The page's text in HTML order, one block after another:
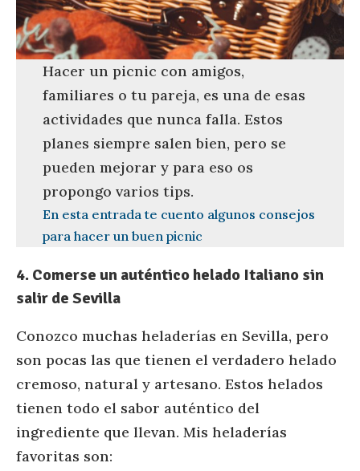
Hacer un picnic con amigos,
familiares o tu pareja, es una de esas
actividades que nunca falla. Estos
planes siempre salen bien, pero se
pueden mejorar y para eso os
propongo varios tips.
En esta entrada te cuento algunos consejos
para hacer un buen picnic
4. Comerse un auténtico helado Italiano sin
salir de Sevilla
Conozco muchas heladerías en Sevilla, pero
son pocas las que tienen el verdadero helado
cremoso, natural y artesano. Estos helados
tienen todo el sabor auténtico del
ingrediente que llevan. Mis heladerías
favoritas son: